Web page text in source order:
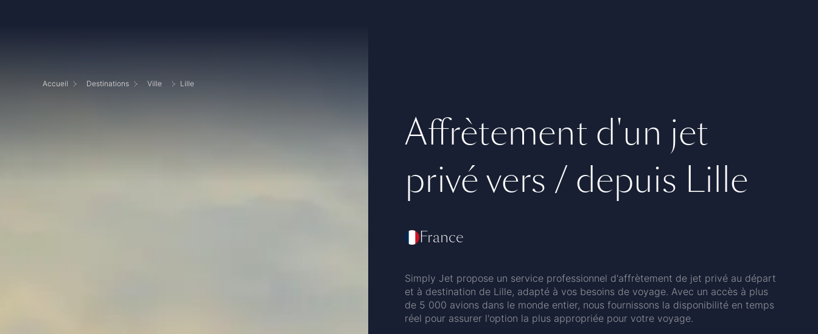
Accueil Destinations Ville Lille
Affrètement d'un jet
privé vers / depuis Lille
France
Simply Jet propose un service professionnel d'affrètement de jet privé au départ
et à destination de Lille, adapté à vos besoins de voyage. Avec un accès à plus
de 5 000 avions dans le monde entier, nous fournissons la disponibilité en temps
réel pour assurer l'option la plus appropriée pour votre voyage.